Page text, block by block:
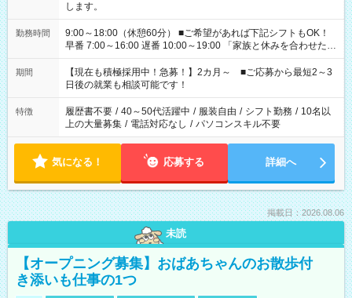
します。
勤務時間
9:00～18:00（休憩60分） ■ご希望があれば下記シフトもOK！
早番 7:00～16:00 遅番 10:00～19:00 「家族と休みを合わせた
い」 「余裕を持って夕飯の準備がしたい」 「できれば残業はし
たくない」 など、ご希望を教えてくださいね。 ※Wワーク希望
の方へ 今ご覧のお仕事で希望する勤務時間と、もう1つのお仕事
の勤務時間。 合計で週40時間を超える場合は応募できません。
期間
【現在も積極採用中！急募！】2カ月～ ■ご応募から最短2～3
日後の就業も相談可能です！
特徴 履歴書不要 / 40～50代活躍中 / 服装自由 / シフト勤務 / 10名以
上の大量募集 / 電話対応なし / パソコンスキル不要
気になる！ 応募する 詳細へ
掲載日：2026.08.06
未読
【オープニング募集】おばあちゃんのお散歩付
き添いも仕事の1つ